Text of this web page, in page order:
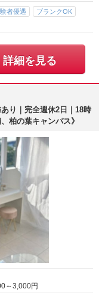
者優遇
ブランクOK
詳細を見る
り｜完全週休2日｜18時
柏の葉キャンパス》
～3,000円